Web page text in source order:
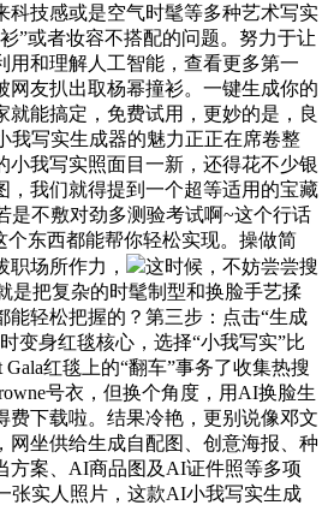
科技感或是空气时髦等多种艺术写实
”或者妆容不搭配的问题。努力于让
用和理解人工智能，查看更多第一
网友扒出取杨幂撞衫。一键生成你的
就能搞定，免费试用，更妙的是，良
我写实生成器的魅力正正在席卷整
小我写实照面目一新，还得花不少银
，我们就得提到一个超等适用的宝藏
不敷对劲多测验考试啊~这个行话
个东西都能帮你轻松实现。操做简
场所作力，
这时候，不妨尝尝搜
是把复杂的时髦制型和换脸手艺揉
能轻松把握的？第三步：点击“生成
变身红毯核心，选择“小我写实”比
红毯上的“翻车”事务了收集热搜
号衣，但换个角度，用AI换脸生
费下载啦。结果冷艳，更别说像邓文
网坐供给生成自配图、创意海报、种
方案、AI商品图及AI证件照等多项
张实人照片，这款AI小我写实生成